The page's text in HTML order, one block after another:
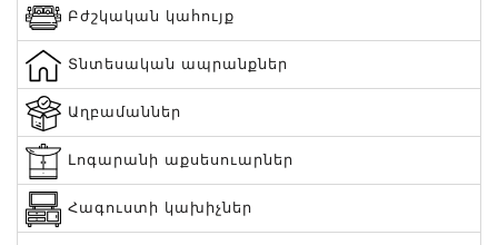
Բժշկական կահույք
Տնտեսական ապրանքներ
Աղբամաններ
Լոգարանի աքսեսուարներ
Հագուստի կախիչներ